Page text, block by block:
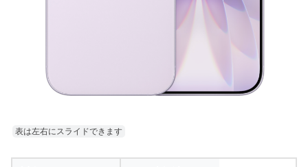
表は左右にスライドできます